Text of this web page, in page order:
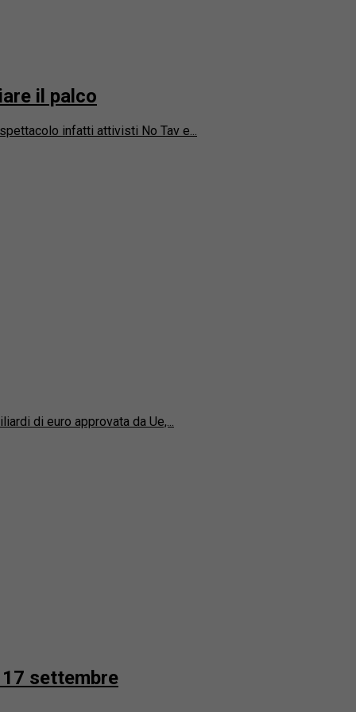
il palco
infatti attivisti No Tav e...
di euro approvata da Ue,...
settembre